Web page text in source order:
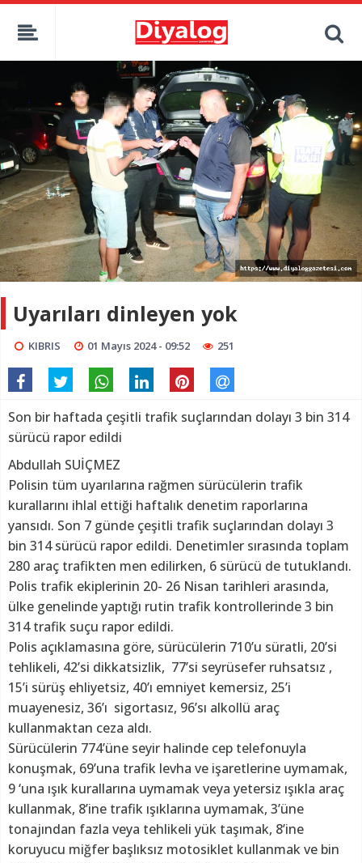
Uyarıları dinleyen yok
KIBRIS 01 Mayıs 2024 - 09:52 251
Son bir haftada çeşitli trafik suçlarından dolayı 3 bin 314
sürücü rapor edildi
Abdullah SUİÇMEZ
Polisin tüm uyarılarına rağmen sürücülerin trafik
kurallarını ihlal ettiği haftalık denetim raporlarına
yansıdı. Son 7 günde çeşitli trafik suçlarından dolayı 3
bin 314 sürücü rapor edildi. Denetimler sırasında toplam
280 araç trafikten men edilirken, 6 sürücü de tutuklandı.
Polis trafik ekiplerinin 20- 26 Nisan tarihleri arasında,
ülke genelinde yaptığı rutin trafik kontrollerinde 3 bin
314 trafik suçu rapor edildi.
Polis açıklamasına göre, sürücülerin 710’u süratli, 20’si
tehlikeli, 42’si dikkatsizlik, 77’si seyrüsefer ruhsatsız ,
15’i sürüş ehliyetsiz, 40’ı emniyet kemersiz, 25’i
muayenesiz, 36’ı sigortasız, 96’sı alkollü araç
kullanmaktan ceza aldı.
Sürücülerin 774’üne seyir halinde cep telefonuyla
konuşmak, 69’una trafik levha ve işaretlerine uymamak,
9 ‘una ışık kurallarına uymamak veya yetersiz ışıkla araç
kullanmak, 8’ine trafik ışıklarına uymamak, 3’üne
tonajından fazla veya tehlikeli yük taşımak, 8’ine
koruyucu miğfer başlıksız motosiklet kullanmak ve bin